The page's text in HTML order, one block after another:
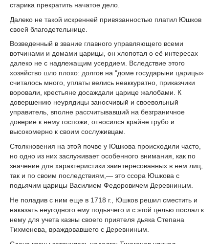
старика прекратить начатое дело.
Далеко не такой искренней привязанностью платил Юшков
своей благодетельнице.
Возведенный в звание главного управляющего всеми
вотчинами и домами царицы, он хлопотал о её интересах
далеко не с надлежащим усердием. Вследствие этого
хозяйство шло плохо: долгов на "доме государыни царицы»
считалось много, уплаты велись неаккуратно, приказчики
воровали, крестьяне досаждали царице жалобами. К
довершению неурядицы заносчивый и своевольный
управитель, вполне рассчитывавший на безграничное
доверие к нему госпожи, относился крайне грубо и
высокомерно к своим сослуживцам.
Столкновения на этой почве у Юшкова происходили часто,
но одно из них заслуживает особенного внимания, как по
значение для характеристики заинтересованных в нем лиц,
так и по своим последствиям,— это ссора Юшкова с
подьячим царицы Василием Федоровичем Деревниным.
Не поладив с ним еще в 1718 г., Юшков решил сместить и
наказать неугодного ему подьячего и с этой целью послал к
нему для учета казны своего приятеля дьяка Степана
Тихменева, враждовавшего с Деревниным.